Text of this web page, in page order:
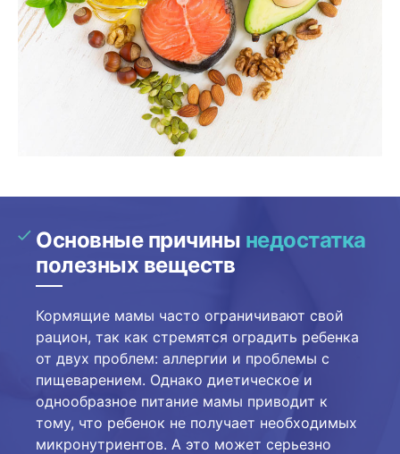
Основные причины недостатка
полезных веществ
Кормящие мамы часто ограничивают свой
рацион, так как стремятся оградить ребенка
от двух проблем: аллергии и проблемы с
пищеварением. Однако диетическое и
однообразное питание мамы приводит к
тому, что ребенок не получает необходимых
микронутриентов. А это может серьезно